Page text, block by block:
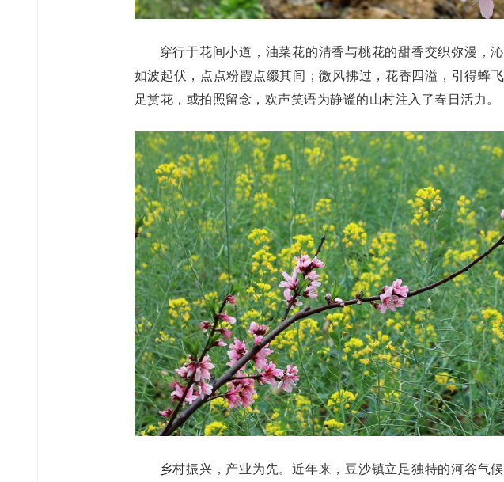
穿行于花间小道，油菜花的清香与桃花的甜香交织弥漫，
如波起伏，点点粉霞点缀其间；微风拂过，花香四溢，引得蜂
足赏花，或拍照留念，欢声笑语为静谧的山村注入了春日活力。
乡村振兴，产业为先。近年来，豆沙镇立足独特的河谷气